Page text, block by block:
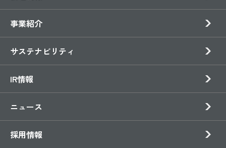
事業紹介
サステナビリティ
IR情報
ニュース
採用情報